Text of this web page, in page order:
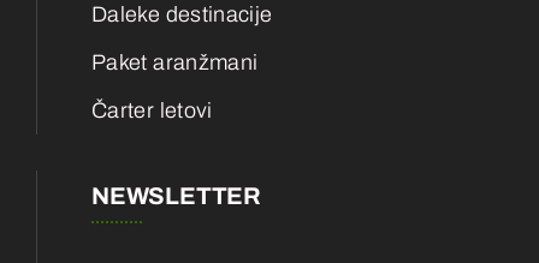
Daleke destinacije
Paket aranžmani
Čarter letovi
NEWSLETTER